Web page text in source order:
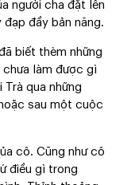
người cha đặt lên
đạp đầy bản năng.
biết thèm những
chưa làm được gì
Trà qua những
sau một cuộc
cô. Cũng như cô
điều gì trong